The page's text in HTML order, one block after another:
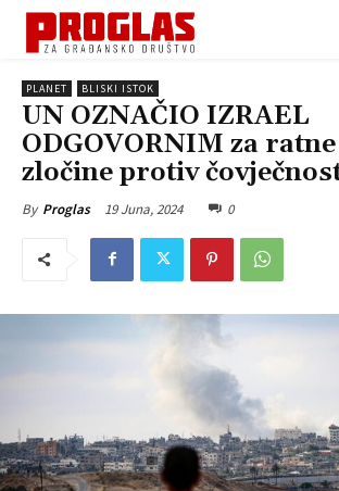
PLANET BLISKI ISTOK
UN OZNAČIO IZRAEL
ODGOVORNIM za
zločine protiv
By Proglas 19 Juna, 2024 0